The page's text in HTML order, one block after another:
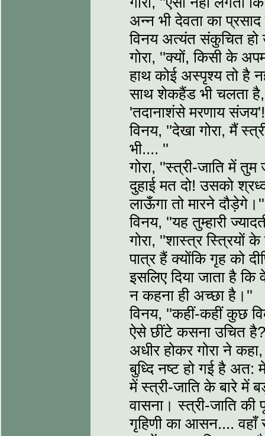
अन्न भी देवता का प्रसाद
विनय अत्यंत संकुचित
गोरा, ''क्यों, किसी के
हाथ कोई अस्पृश्य तो है
साथ शेकहैंड भी चलता
'तदानाशंसे मरणाय
विनय, ''देखा गोरा, मैं
भी.... ''
गोरा, ''स्त्री-जाति में
दुहाई मत दो! उसको
लाऊँगा तो मारने दौड़ेगे।''
विनय, ''यह तुम्हारी
गोरा, ''शास्त्र स्त्रियों
पात्र हैं क्योंकि गृह को
इसलिए दिया जाता है
न कहना ही अच्छा है।''
विनय, ''कहीं-कहीं कुछ
ऐसे छींटे कसना उचित
अधीर होकर गोरा ने
बुध्दि नष्ट हो गई है अत:
में स्त्री-जाति के बारे में
वासना। स्त्री-जाति की
गृहिणी का आसन.... वहाँ